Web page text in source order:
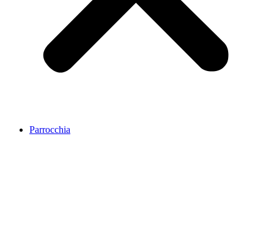
Parrocchia